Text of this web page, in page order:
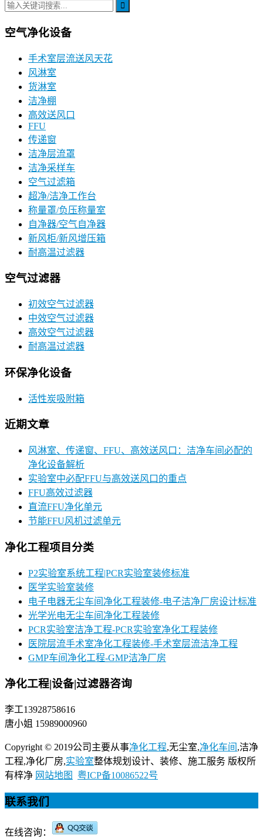
空气净化设备
手术室层流送风天花
风淋室
货淋室
洁净棚
高效送风口
FFU
传递窗
洁净层流罩
洁净采样车
空气过滤箱
超净/洁净工作台
称量罩/负压称量室
自净器/空气自净器
新风柜/新风增压箱
耐高温过滤器
空气过滤器
初效空气过滤器
中效空气过滤器
高效空气过滤器
耐高温过滤器
环保净化设备
活性炭吸附箱
近期文章
风淋室、传递窗、FFU、高效送风口：洁净车间必配的
净化设备解析
实验室中必配FFU与高效送风口的重点
FFU高效过滤器
直流FFU净化单元
节能FFU风机过滤单元
净化工程项目分类
P2实验室系统工程|PCR实验室装修标准
医学实验室装修
电子电器无尘车间净化工程装修-电子洁净厂房设计标准
光学光电无尘车间净化工程装修
PCR实验室洁净工程-PCR实验室净化工程装修
医院层流手术室净化工程装修-手术室层流洁净工程
GMP车间净化工程-GMP洁净厂房
净化工程|设备|过滤器咨询
李工13928758616
唐小姐 15989000960
Copyright © 2019公司主要从事净化工程,无尘室,净化车间 ,洁净
工程,净化厂房,实验室整体规划设计、装修、施工服务 版权所
有梓净 网站地图 粤ICP备10086522号
联系我们
在线咨询：